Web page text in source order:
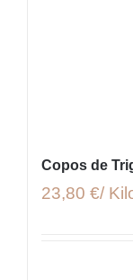
Copos de
23,80 €/